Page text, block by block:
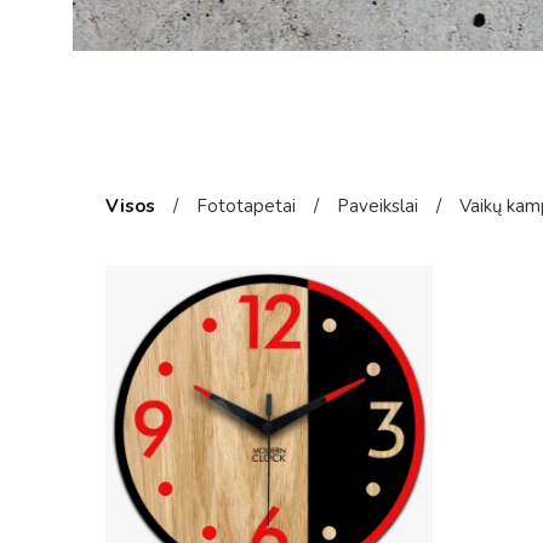
Visos / Fototapetai / Paveikslai / Vaikų